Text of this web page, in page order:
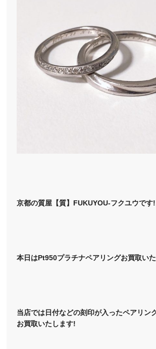
京都の質屋【質】FUKUYOU-フクユウです!
本日はPt950プラチナペアリングお買取い
当店では日付などの刻印が入ったペアリン
お買取いたします!